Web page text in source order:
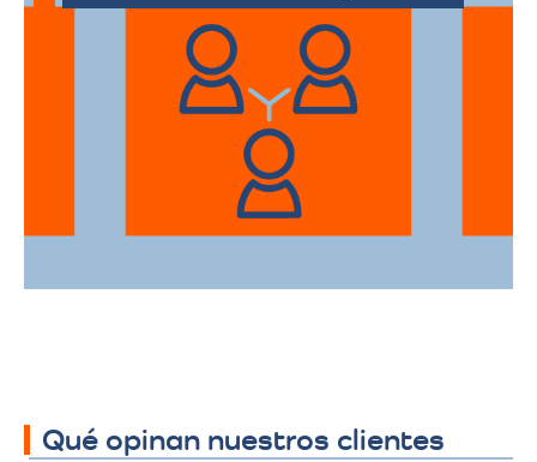
Ofrecemos servicios de trasteos en toda
la ciudad de San Gil, facilitando su
traslado a cualquier sector.
Qué opinan nuestros clientes